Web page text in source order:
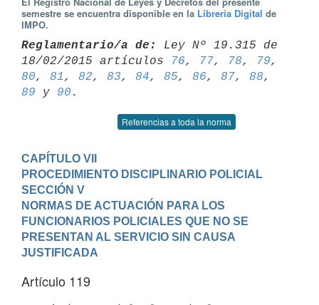
semestre se encuentra disponible en la Librería Digital de
IMPO.
Reglamentario/a de:
Ley Nº 19.315 de
18/02/2015 artículos
76, 77, 78, 79
80, 81 , 82, 83, 84, 85, 86, 87, 88
89 y 90
Referencias a toda la norma
CAPÍTULO VII
PROCEDIMIENTO DISCIPLINARIO POLICIAL
SECCIÓN V
NORMAS DE ACTUACIÓN PARA LOS
FUNCIONARIOS POLICIALES QUE NO SE
PRESENTAN AL SERVICIO SIN CAUSA
JUSTIFICADA
Artículo 119